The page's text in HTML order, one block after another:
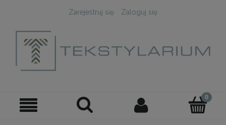
Zarejestruj się Zaloguj się